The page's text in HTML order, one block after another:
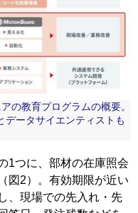
の教育プログラムの概要。
データサイエンティストも
1つに、部材の在庫照会
図2）。有効期限が近い
、現場での先入れ・先